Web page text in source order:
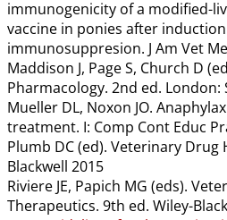
immunogenicity of a modified-
vaccine in ponies after
immunosuppresion. J Am Vet
Maddison J, Page S, Church D
Pharmacology. 2nd ed. London:
Mueller DL, Noxon JO.
treatment. I: Comp Cont Educ
Plumb DC (ed). Veterinary Drug
Blackwell 2015
Riviere JE, Papich MG (eds).
Therapeutics. 9th ed. Wiley-